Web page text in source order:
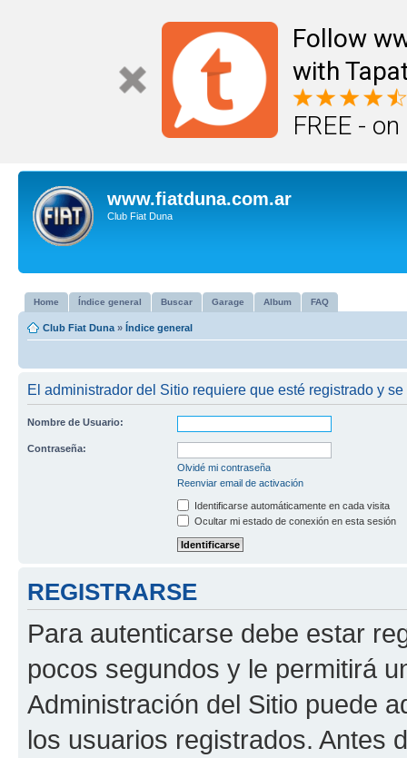
Follow
with
FREE -
www.fiatduna.com.ar
Club Fiat Duna
Home Índice general Buscar Garage Album FAQ
Club Fiat Duna » Índice general
El administrador del Sitio requiere que esté registrado y
Nombre de Usuario:
Contraseña:
Olvidé mi contraseña
Reenviar email de activación
Identificarse automáticamente en cada visita
Ocultar mi estado de conexión en esta sesión
REGISTRARSE
Para autenticarse debe estar
pocos segundos y le permitirá
Administración del Sitio puede
los usuarios registrados. Antes